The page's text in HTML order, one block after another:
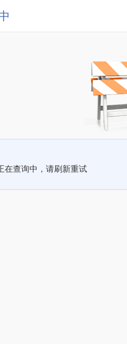
在查询中，请刷新重试